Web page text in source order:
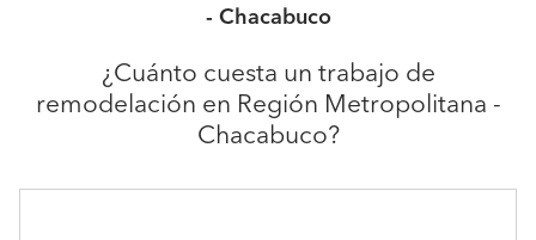
- Chacabuco
¿Cuánto cuesta un trabajo de
remodelación en Región Metropolitana -
Chacabuco?